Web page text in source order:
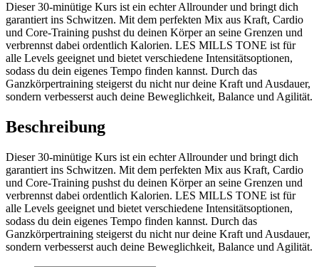
Dieser 30-minütige Kurs ist ein echter Allrounder und bringt dich
garantiert ins Schwitzen. Mit dem perfekten Mix aus Kraft, Cardio
und Core-Training pushst du deinen Körper an seine Grenzen und
verbrennst dabei ordentlich Kalorien. LES MILLS TONE ist für
alle Levels geeignet und bietet verschiedene Intensitätsoptionen,
sodass du dein eigenes Tempo finden kannst. Durch das
Ganzkörpertraining steigerst du nicht nur deine Kraft und Ausdauer,
sondern verbesserst auch deine Beweglichkeit, Balance und Agilität.
Beschreibung
Dieser 30-minütige Kurs ist ein echter Allrounder und bringt dich
garantiert ins Schwitzen. Mit dem perfekten Mix aus Kraft, Cardio
und Core-Training pushst du deinen Körper an seine Grenzen und
verbrennst dabei ordentlich Kalorien. LES MILLS TONE ist für
alle Levels geeignet und bietet verschiedene Intensitätsoptionen,
sodass du dein eigenes Tempo finden kannst. Durch das
Ganzkörpertraining steigerst du nicht nur deine Kraft und Ausdauer,
sondern verbesserst auch deine Beweglichkeit, Balance und Agilität.